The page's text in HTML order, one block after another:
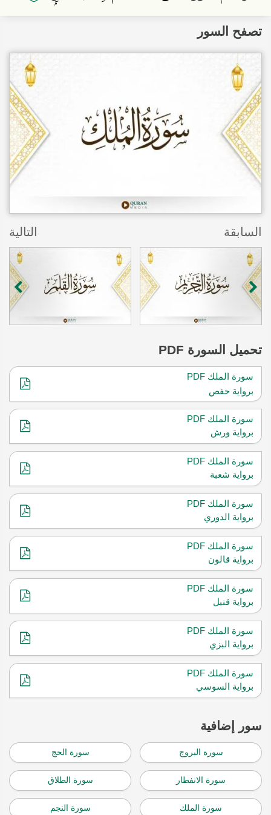
تصفح السور
السابقة التالية
تحميل السورة PDF
سورة الملك PDF
برواية حفص
سورة الملك PDF
برواية ورش
سورة الملك PDF
برواية شعبة
سورة الملك PDF
برواية الدوري
سورة الملك PDF
برواية قالون
سورة الملك PDF
برواية قنبل
سورة الملك PDF
برواية البزي
سورة الملك PDF
برواية السوسي
سور إضافية
سورة البروج سورة الحج
سورة الانفطار سورة الطلاق
سورة الملك سورة النجم